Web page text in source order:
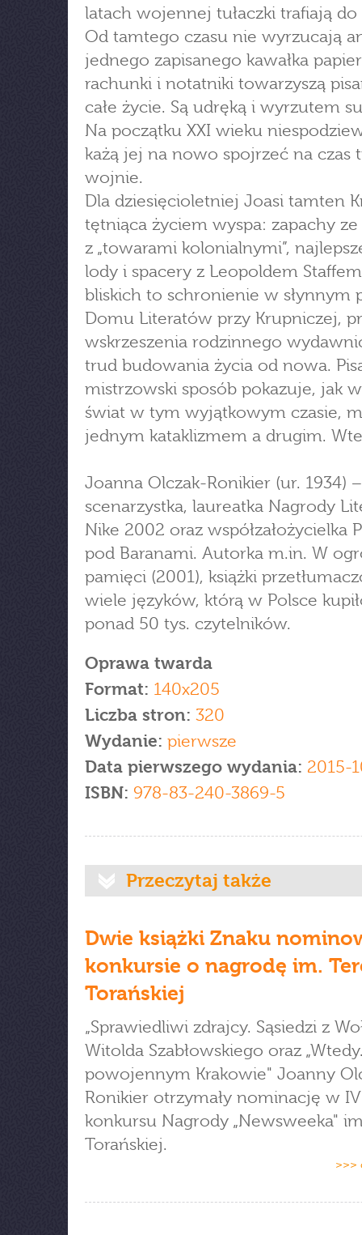
latach wojennej tułaczki trafiają do
Od tamtego czasu nie wyrzucają
jednego zapisanego kawałka
rachunki i notatniki towarzyszą
całe życie. Są udręką i wyrzutem
Na początku XXI wieku
każą jej na nowo spojrzeć na czas
wojnie.
Dla dziesięcioletniej Joasi tamten
tętniąca życiem wyspa: zapachy ze
z „towarami kolonialnymi”,
lody i spacery z Leopoldem
bliskich to schronienie w słynnym
Domu Literatów przy Krupniczej,
wskrzeszenia rodzinnego
trud budowania życia od nowa.
mistrzowski sposób pokazuje, jak
świat w tym wyjątkowym czasie,
jednym kataklizmem a drugim.
Joanna Olczak-Ronikier (ur. 1934)
scenarzystka, laureatka Nagrody
Nike 2002 oraz współzałożycielka
pod Baranami. Autorka m.in. W
pamięci (2001), książki
wiele języków, którą w Polsce
ponad 50 tys. czytelników.
Oprawa twarda
Format: 140x205
Liczba stron: 320
Wydanie: pierwsze
Data pierwszego wydania: 2015-
ISBN: 978-83-240-3869-5
Przeczytaj także
Dwie książki Znaku
konkursie o nagrodę im.
Torańskiej
„Sprawiedliwi zdrajcy. Sąsiedzi z
Witolda Szabłowskiego oraz
powojennym Krakowie" Joanny
Ronikier otrzymały nominację w
konkursu Nagrody „Newsweeka"
Torańskiej.
>>>